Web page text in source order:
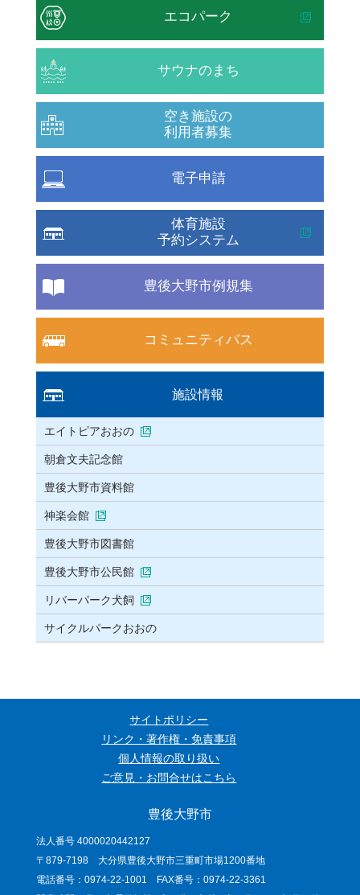
エコパーク
サウナのまち
空き施設の
利用者募集
電子申請
体育施設
予約システム
豊後大野市例規集
コミュニティバス
施設情報
エイトピアおおの
朝倉文夫記念館
豊後大野市資料館
神楽会館
豊後大野市図書館
豊後大野市公民館
リバーパーク犬飼
サイクルパークおおの
サイトポリシー
リンク・著作権・免責事項
個人情報の取り扱い
ご意見・お問合せはこちら
豊後大野市
法人番号 4000020442127
〒879-7198 大分県豊後大野市三重町市場1200番地
電話番号：0974-22-1001 FAX番号：0974-22-3361